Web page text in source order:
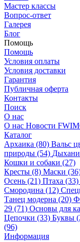
Мастер классы
Вопрос-ответ
Галерея
Блог
Помощь
Помощь
Условия оплаты
Условия доставки
Гарантия
Публичная оферта
Контакты
Поиск
О нас
О нас Новости
Каталог
Архаика (80) Вальс
природы (54)
Кошки и собаки (27)
Кресты (8) Маски
Осень (21) Птаха (33)
Смородина (12)
Танец модерна (20)
29 (71) Основы для
Цепочки (33) Буквы
(96)
Информация